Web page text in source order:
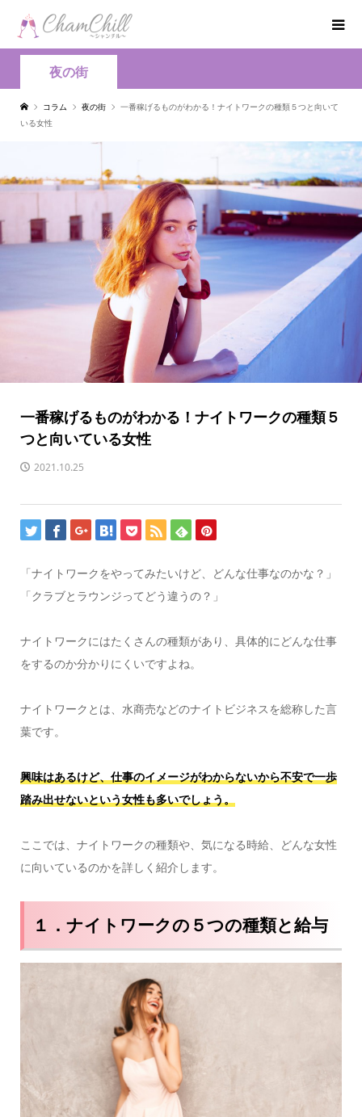
夜の街
コラム 夜の街
一番稼げるものがわかる！ナイトワークの種類５つと向いて
いる女性
一番稼げるものがわかる！ナイトワークの種類５
つと向いている女性
2021.10.25
「ナイトワークをやってみたいけど、どんな仕事なのかな？」
「クラブとラウンジってどう違うの？」
ナイトワークにはたくさんの種類があり、具体的にどんな仕事
をするのか分かりにくいですよね。
ナイトワークとは、水商売などのナイトビジネスを総称した言
葉です。
興味はあるけど、仕事のイメージがわからないから不安で一歩
踏み出せないという女性も多いでしょう。
ここでは、ナイトワークの種類や、気になる時給、どんな女性
に向いているのかを詳しく紹介します。
１．ナイトワークの５つの種類と給与